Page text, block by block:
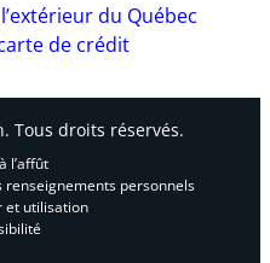
du Québec
de crédit
Tous droits réservés.
l’affût
renseignements personnels
et utilisation